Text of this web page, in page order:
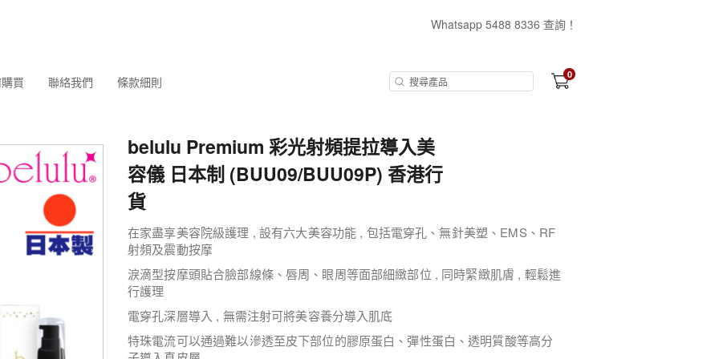
Whatsapp 5488 8336 查詢！
買 聯絡我們 條款細則 0
belulu Premium 彩光射頻提拉導入美
容儀 日本制 (BUU09/BUU09P) 香港行
貨
在家盡享美容院級護理 , 設有六大美容功能 , 包括電穿孔、無針美塑、EMS、RF
射頻及震動按摩
淚滴型按摩頭貼合臉部線條、唇周、眼周等面部細緻部位 , 同時緊緻肌膚 , 輕鬆進
行護理
電穿孔深層導入 , 無需注射可將美容養分導入肌底
特珠電流可以通過難以滲透至皮下部位的膠原蛋白、彈性蛋白、透明質酸等高分